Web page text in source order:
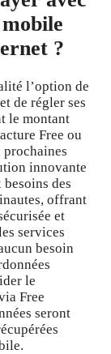
?
l’option de
de régler ses
le montant
Free ou
innovante
des
offrant
et
services
besoin
le
Free
seront